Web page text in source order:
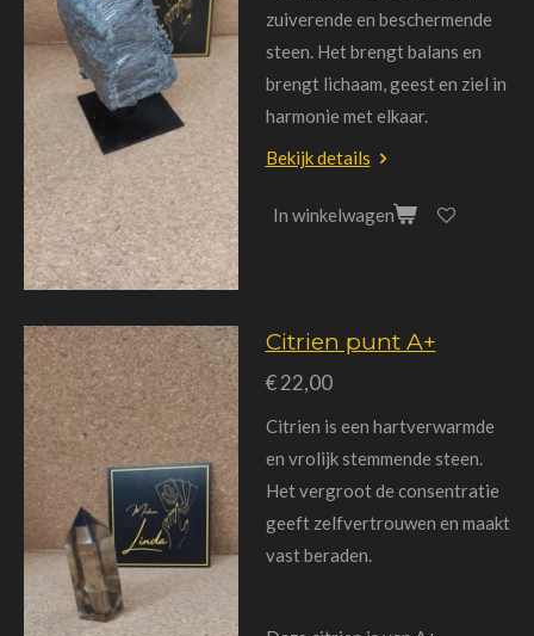
zuiverende en beschermende
steen. Het brengt balans en
brengt lichaam, geest en ziel in
harmonie met elkaar.
Bekijk details
In winkelwagen
Citrien punt A+
€ 22,00
Citrien is een hartverwarmde
en vrolijk stemmende steen.
Het vergroot de consentratie
geeft zelfvertrouwen en maakt
vast beraden.